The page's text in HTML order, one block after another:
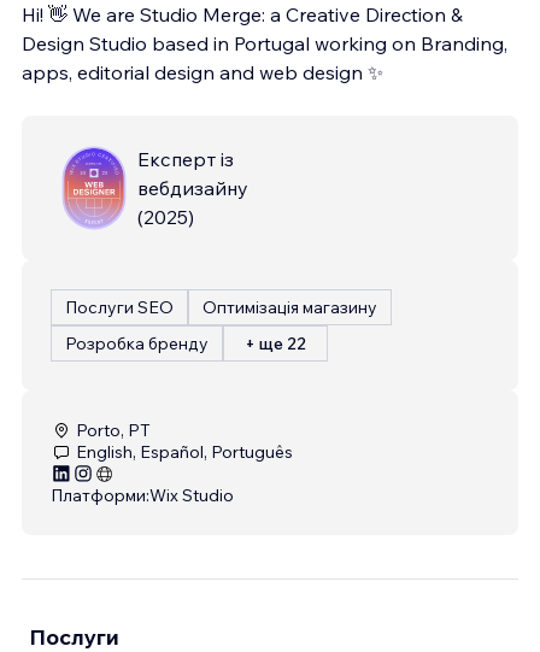
Hi! 👋 We are Studio Merge: a Creative Direction &
Design Studio based in Portugal working on Branding,
apps, editorial design and web design ✨
Експерт із
вебдизайну
(2025)
Послуги SEO
Оптимізація магазину
Розробка бренду
+ ще 22
Porto, PT
English, Español, Português
Платформи:Wix Studio
Послуги